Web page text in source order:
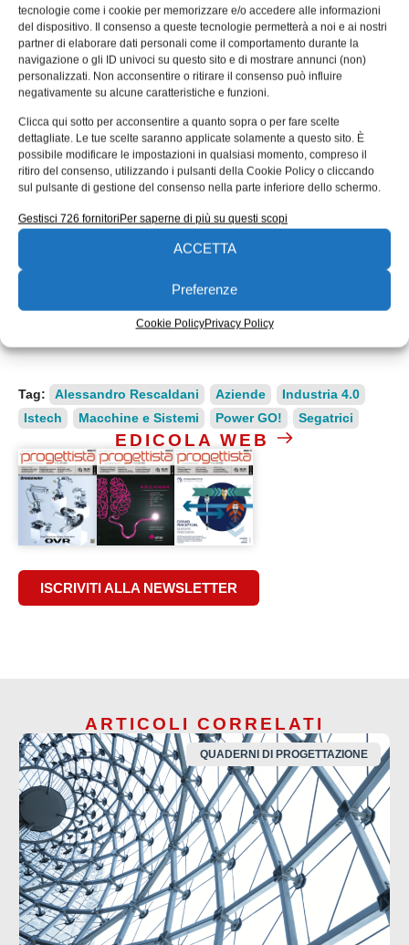
tecnologie come i cookie per memorizzare e/o accedere alle informazioni
del dispositivo. Il consenso a queste tecnologie permetterà a noi e ai nostri
partner di elaborare dati personali come il comportamento durante la
navigazione o gli ID univoci su questo sito e di mostrare annunci (non)
personalizzati. Non acconsentire o ritirare il consenso può influire
negativamente su alcune caratteristiche e funzioni.
Clicca qui sotto per acconsentire a quanto sopra o per fare scelte
dettagliate. Le tue scelte saranno applicate solamente a questo sito. È
possibile modificare le impostazioni in qualsiasi momento, compreso il
ritiro del consenso, utilizzando i pulsanti della Cookie Policy o cliccando
sul pulsante di gestione del consenso nella parte inferiore dello schermo.
Gestisci 726 fornitoriPer saperne di più su questi scopi
ACCETTA
Preferenze
Cookie PolicyPrivacy Policy
versioni – Power 290 GO! e Power 420 GO! –
permettono di calibrare la soluzione a seconda del
tornio o altro macchinario al quale la segatrice
verrà asservita, garantendo la massima efficienza
Da 25 anni ISTech offre soluzioni standard e su
misura per ogni esigenza di taglio dei metalli.
Progettazione innovativa e flessibilità nella
realizzazione permettono a ISTech di creare
strumenti che si integrano perfettamente nei cicli
produttivi, offrendo elevate capacità meccaniche
di taglio e contribuendo all’automazione dei
Tag: Alessandro Rescaldani Aziende
Industria 4.0
Istech
Macchine e Sistemi Power GO! Segatrici
EDICOLA WEB
ISCRIVITI ALLA NEWSLETTER
ARTICOLI CORRELATI
QUADERNI DI PROGETTAZIONE